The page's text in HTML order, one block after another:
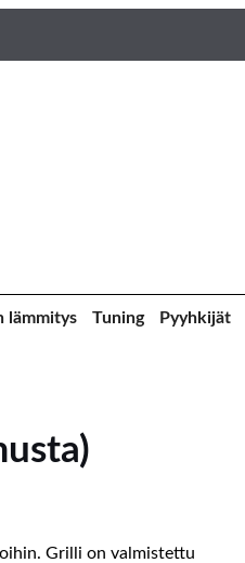
lämmitys Tuning Pyyhkijät
Grilli on valmistettu